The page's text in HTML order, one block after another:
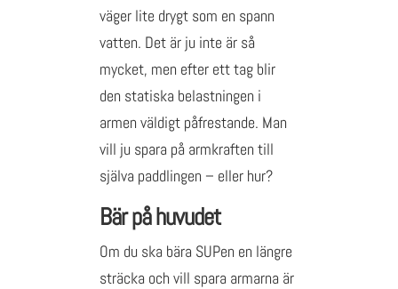
väger lite drygt som en spann
vatten. Det är ju inte är så
mycket, men efter ett tag blir
den statiska belastningen i
armen väldigt påfrestande. Man
vill ju spara på armkraften till
själva paddlingen – eller hur?
Bär på huvudet
Om du ska bära SUPen en längre
sträcka och vill spara armarna är